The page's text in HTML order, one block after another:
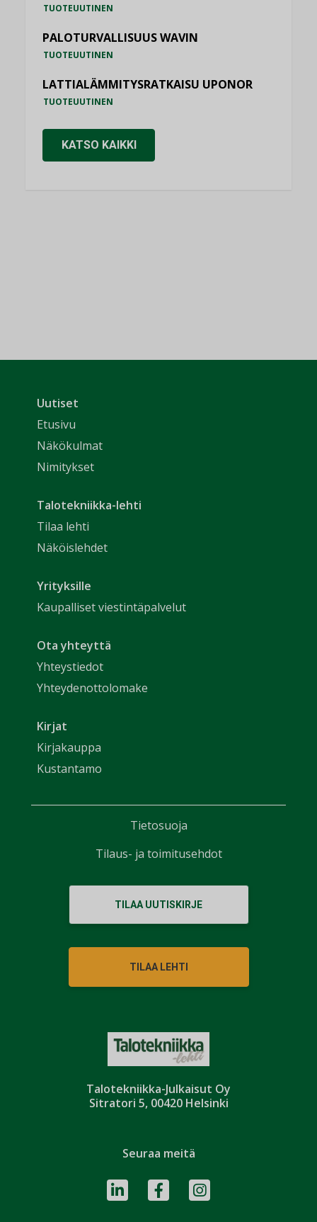
TUOTEUUTINEN
PALOTURVALLISUUS WAVIN
TUOTEUUTINEN
LATTIALÄMMITYSRATKAISU UPONOR
TUOTEUUTINEN
KATSO KAIKKI
Talotekniikka-Julkaisut Oy
Sitratori 5, 00420 Helsinki
Uutiset
Etusivu
Näkökulmat
Nimitykset
Talotekniikka-lehti
Tilaa lehti
Näköislehdet
Yrityksille
Kaupalliset viestintäpalvelut
Ota yhteyttä
Yhteystiedot
Yhteydenottolomake
Kirjat
Kirjakauppa
Kustantamo
TILAA UUTISKIRJE
TILAA LEHTI
Seuraa meitä
Tietosuoja
Tilaus- ja toimitusehdot